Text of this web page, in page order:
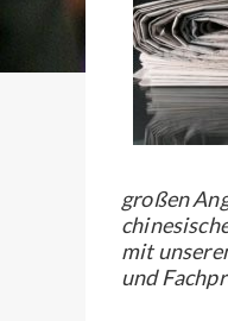
großen
mit
und